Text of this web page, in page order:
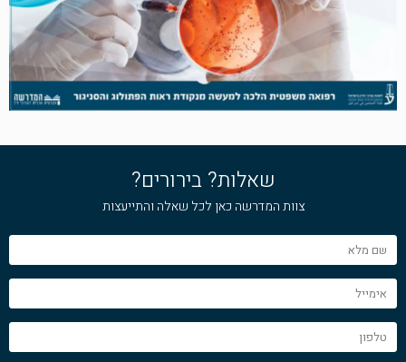
שאלות? בירורים?
צוות המדרשה כאן לכל שאלה והתייעצות
שם
מלא
אימייל
טלפון